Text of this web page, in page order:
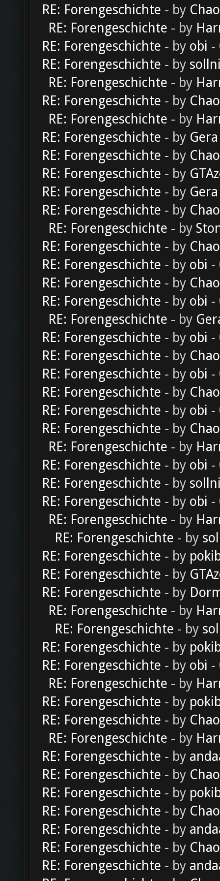
RE: Forengeschichte - by
RE: Forengeschichte - by
RE: Forengeschichte - by obi -
RE: Forengeschichte - by
RE: Forengeschichte - by
RE: Forengeschichte - by
RE: Forengeschichte - by
RE: Forengeschichte - by Gera
RE: Forengeschichte - by
RE: Forengeschichte - by
RE: Forengeschichte - by Gera
RE: Forengeschichte - by
RE: Forengeschichte - by
RE: Forengeschichte - by
RE: Forengeschichte - by obi -
RE: Forengeschichte - by
RE: Forengeschichte - by obi -
RE: Forengeschichte - by
RE: Forengeschichte - by obi -
RE: Forengeschichte - by
RE: Forengeschichte - by obi -
RE: Forengeschichte - by
RE: Forengeschichte - by obi -
RE: Forengeschichte - by
RE: Forengeschichte - by
RE: Forengeschichte - by obi -
RE: Forengeschichte - by
RE: Forengeschichte - by obi -
RE: Forengeschichte - by
RE: Forengeschichte - by
RE: Forengeschichte - by
RE: Forengeschichte - by
RE: Forengeschichte - by
RE: Forengeschichte - by
RE: Forengeschichte - by
RE: Forengeschichte - by
RE: Forengeschichte - by obi -
RE: Forengeschichte - by
RE: Forengeschichte - by
RE: Forengeschichte - by
RE: Forengeschichte - by
RE: Forengeschichte - by
RE: Forengeschichte - by
RE: Forengeschichte - by
RE: Forengeschichte - by
RE: Forengeschichte - by
RE: Forengeschichte - by
RE: Forengeschichte - by